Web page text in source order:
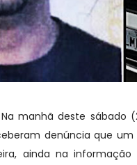
Na manhã deste sábado
denúncia que
ainda na